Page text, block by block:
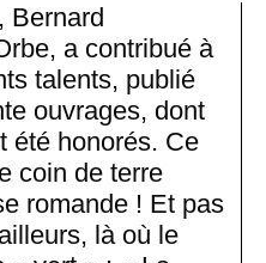
Bernard
a contribué à
talents, publié
ouvrages, dont
été honorés. Ce
coin de terre
romande ! Et pas
là où le